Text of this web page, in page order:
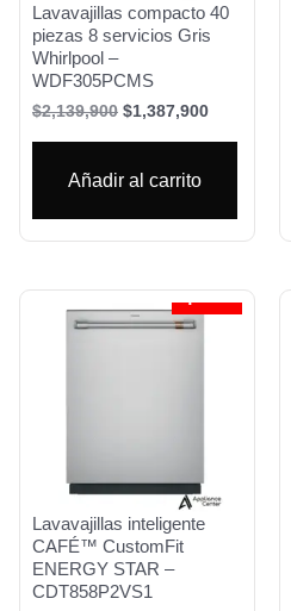
Lavavajillas compacto 40
piezas 8 servicios Gris
Whirlpool –
WDF305PCMS
$2,139,900 $1,387,900
Añadir al carrito
Lavavajillas inteligente
CAFÉ™ CustomFit
ENERGY STAR –
CDT858P2VS1